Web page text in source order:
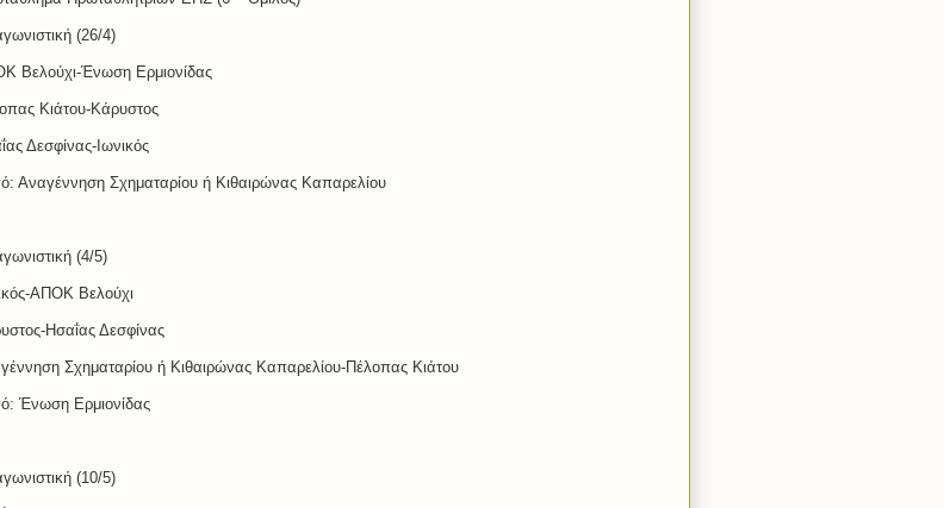
(26/4)
Βελούχι-Ένωση Ερμιονίδας
Κιάτου-Κάρυστος
Δεσφίνας-Ιωνικός
Αναγέννηση Σχηματαρίου ή Κιθαιρώνας Καπαρελίου
(4/5)
ΑΠΟΚ Βελούχι
Ησαΐας Δεσφίνας
Σχηματαρίου ή Κιθαιρώνας Καπαρελίου-Πέλοπας Κιάτου
Ένωση Ερμιονίδας
(10/5)